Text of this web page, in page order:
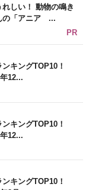
しい！ 動物の鳴き
の「アニア ...
PR
ンキングTOP10！
12...
ンキングTOP10！
12...
ンキングTOP10！